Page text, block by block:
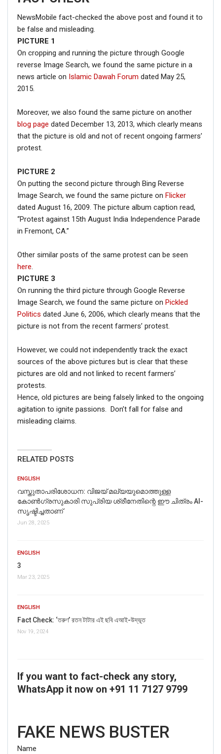
NewsMobile fact-checked the above post and found it to
be false and misleading.
PICTURE 1
On cropping and running the picture through Google
reverse Image Search, we found the same picture in a
news article on Islamic Dawah Forum dated May 25,
2015.
Moreover, we also found the same picture on another
blog page dated December 13, 2013, which clearly means
that the picture is old and not of recent ongoing farmers’
protest.
PICTURE 2
On putting the second picture through Bing Reverse
Image Search, we found the same picture on Flicker
dated August 16, 2009. The picture album caption read,
“Protest against 15th August India Independence Parade
in Fremont, CA.”
Other similar posts of the same protest can be seen
here.
PICTURE 3
On running the third picture through Google Reverse
Image Search, we found the same picture on Pickled
Politics dated June 6, 2006, which clearly means that the
picture is not from the recent farmers’ protest.
However, we could not independently track the exact
sources of the above pictures but is clear that these
pictures are old and not linked to recent farmers’
protests.
Hence, old pictures are being falsely linked to the ongoing
agitation to ignite passions. Don’t fall for false and
misleading claims.
RELATED POSTS
ENGLISH
വസ്തുതാപരിശോധന: വിജയ് മല്യയുമൊത്തുള്ള
കോൺഗ്രസുകാരി സുപ്രിയ ശ്രീനേതിന്റെ ഈ ചിത്രം AI-
സൃഷ്ടിച്ചതാണ്
Jun 28, 2025
ENGLISH
3
Mar 23, 2025
ENGLISH
Fact Check: ‘তরুণ’ রতন টাটার এই ছবি এআই-উদ্ভূত
Nov 19, 2024
If you want to fact-check any story,
WhatsApp it now on +91 11 7127 9799
FAKE NEWS BUSTER
Name